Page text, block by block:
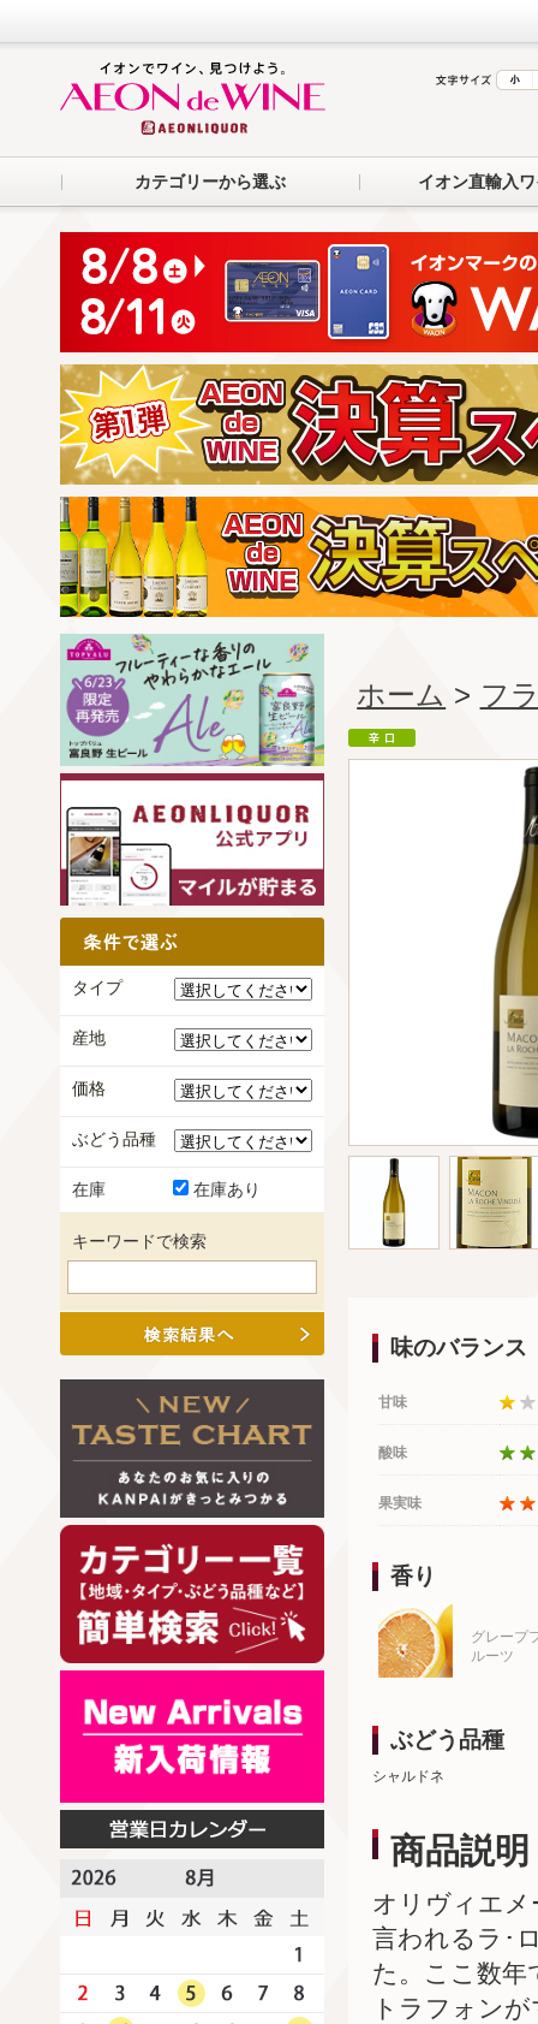
カテゴリーから選ぶ イオン直輸入
ホーム > フ
味のバランス
甘味
酸味
果実味
香り
グレープ
ルーツ
ぶどう品種
シャルドネ
商品説明
オリヴィエ
言われるラ･
た。ここ数
トラフォン
タイプ
産地
価格
ぶどう品種
在庫 在庫あり
キーワードで検索